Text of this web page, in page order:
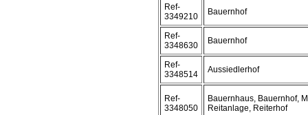
Ref-
3349210
Bauernhof
Ref-
3348630
Bauernhof
Ref-
3348514
Aussiedlerhof
Ref-
3348050
Bauernhaus, Bauernhof,
Reitanlage, Reiterhof